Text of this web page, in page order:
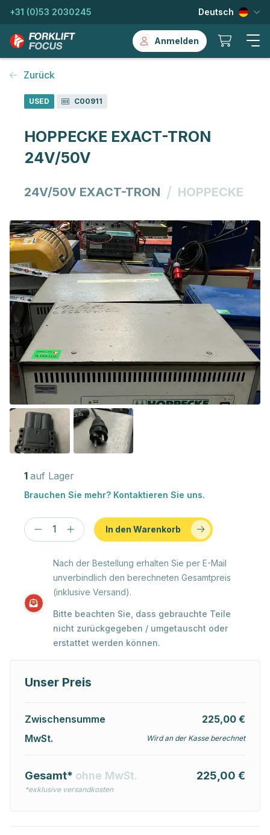
+31 (0)53 2030245 Deutsch
Anmelden
Zurück
USED C00911
HOPPECKE EXACT-TRON
24V/50V
24V/50V EXACT-TRON / HOPPECKE
1 auf Lager
Brauchen Sie mehr? Kontaktieren Sie uns.
In den Warenkorb
Nach der Bestellung erhalten Sie per E-Mail
unverbindlich den berechneten Gesamtpreis
(inklusive Versand).
Bitte beachten Sie, dass gebrauchte Teile
nicht zurückgegeben / umgetauscht oder
erstattet werden können.
Unser Preis
Zwischensumme
225,00 €
MwSt.
Wird an der Kasse berechnet
Gesamt* ohne MwSt.
*exklusive versandkosten
225,00 €